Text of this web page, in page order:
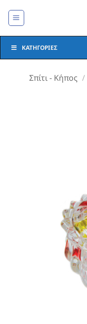
στο
ΚΑΤΗΓΟΡΊΕΣ
Σπίτι - Κήπος /